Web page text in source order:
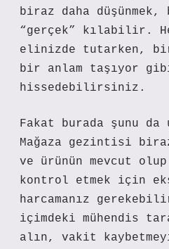
biraz daha
“gerçek” kılabilir.
elinizde tutarken,
bir anlam taşıyor
hissedebilirsiniz.
Fakat burada şunu da
Mağaza gezintisi
ve ürünün mevcut olup
kontrol etmek için
harcamanız
içimdeki mühendis
alın, vakit